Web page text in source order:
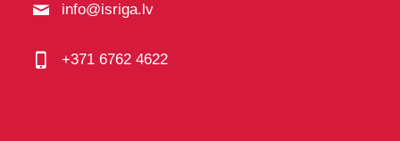
info@isriga.lv
+371 6762 4622